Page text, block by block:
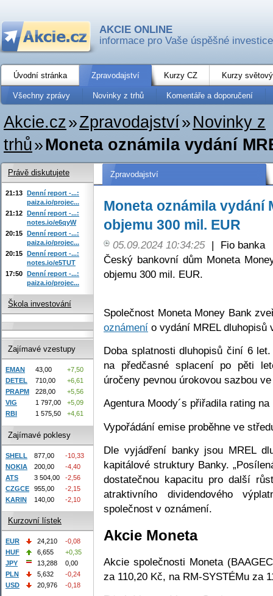
AKCIE ONLINE
informace pro Vaše úspěšné investice
Úvodní stránka Zpravodajství Kurzy CZ Kurzy
Všechny zprávy Novinky z trhů Komentáře a doporučení
Akcie.cz»Zpravodajství» Novinky z
trhů»Moneta oznámila vydání
Zpravodajství
Moneta oznámila vydání
objemu 300 mil. EUR
05.09.2024 10:34:25 |
Fio banka
Český bankovní dům Moneta
objemu 300 mil. EUR.
Společnost Moneta Money Bank
oznámení o vydání MREL dluhopisů
Doba splatnosti dluhopisů činí 6
na předčasné splacení po pěti
úročeny pevnou úrokovou sazbou
Agentura Moody´s přiřadila rating na
Vypořádání emise proběhne ve
Dle vyjádření banky jsou MREL
kapitálové struktury Banky.
dostatečnou kapacitu pro další
atraktivního dividendového
společnost v oznámení.
Akcie Moneta
Akcie společnosti Moneta
za 110,20 Kč, na RM-SYSTÉMu za
Právě diskutujete
21:13 Denní report -...:
paiza.io/projec...
21:12 Denní report -...:
notes.io/e6qyW
20:15 Denní report -...:
paiza.io/projec...
20:15 Denní report -...:
notes.io/e5TUT
17:50 Denní report -...:
paiza.io/projec...
Škola investování
Zajímavé vzestupy
EMAN 43,00
+7,50
DETEL
710,00
+6,61
PRAPM
228,00
+5,56
VIG
1 797,00
+5,09
RBI
1 575,50 +4,61
Zajímavé poklesy
SHELL 877,00
-10,33
NOKIA
200,00
-4,40
ATS
3 504,00
-2,56
CZGCE
955,00
-2,15
KARIN
140,00 -2,10
Kurzovní lístek
EUR 24,210
-0,08
HUF
6,655
+0,35
JPY
13,288
0,00
PLN
5,632
-0,24
USD
20,976 -0,18